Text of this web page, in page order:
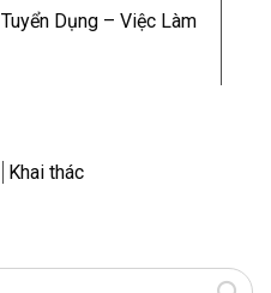
Tuyển Dụng – Việc Làm
Khai thác